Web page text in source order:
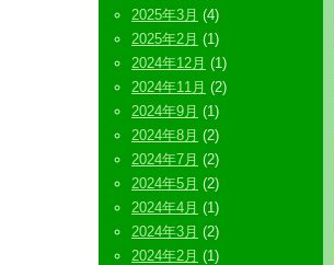
2025年3月 (4)
2025年2月 (1)
2024年12月 (1)
2024年11月 (2)
2024年9月 (1)
2024年8月 (2)
2024年7月 (2)
2024年5月 (2)
2024年4月 (1)
2024年3月 (2)
2024年2月 (1)